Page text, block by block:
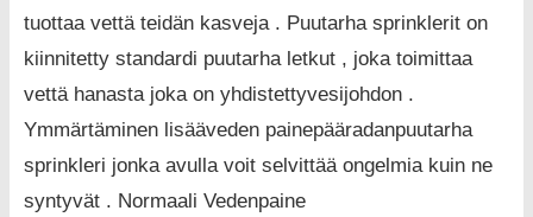
tuottaa vettä teidän kasveja . Puutarha sprinklerit on
kiinnitetty standardi puutarha letkut , joka toimittaa
vettä hanasta joka on yhdistettyvesijohdon .
Ymmärtäminen lisääveden painepääradanpuutarha
sprinkleri jonka avulla voit selvittää ongelmia kuin ne
syntyvät . Normaali Vedenpaine